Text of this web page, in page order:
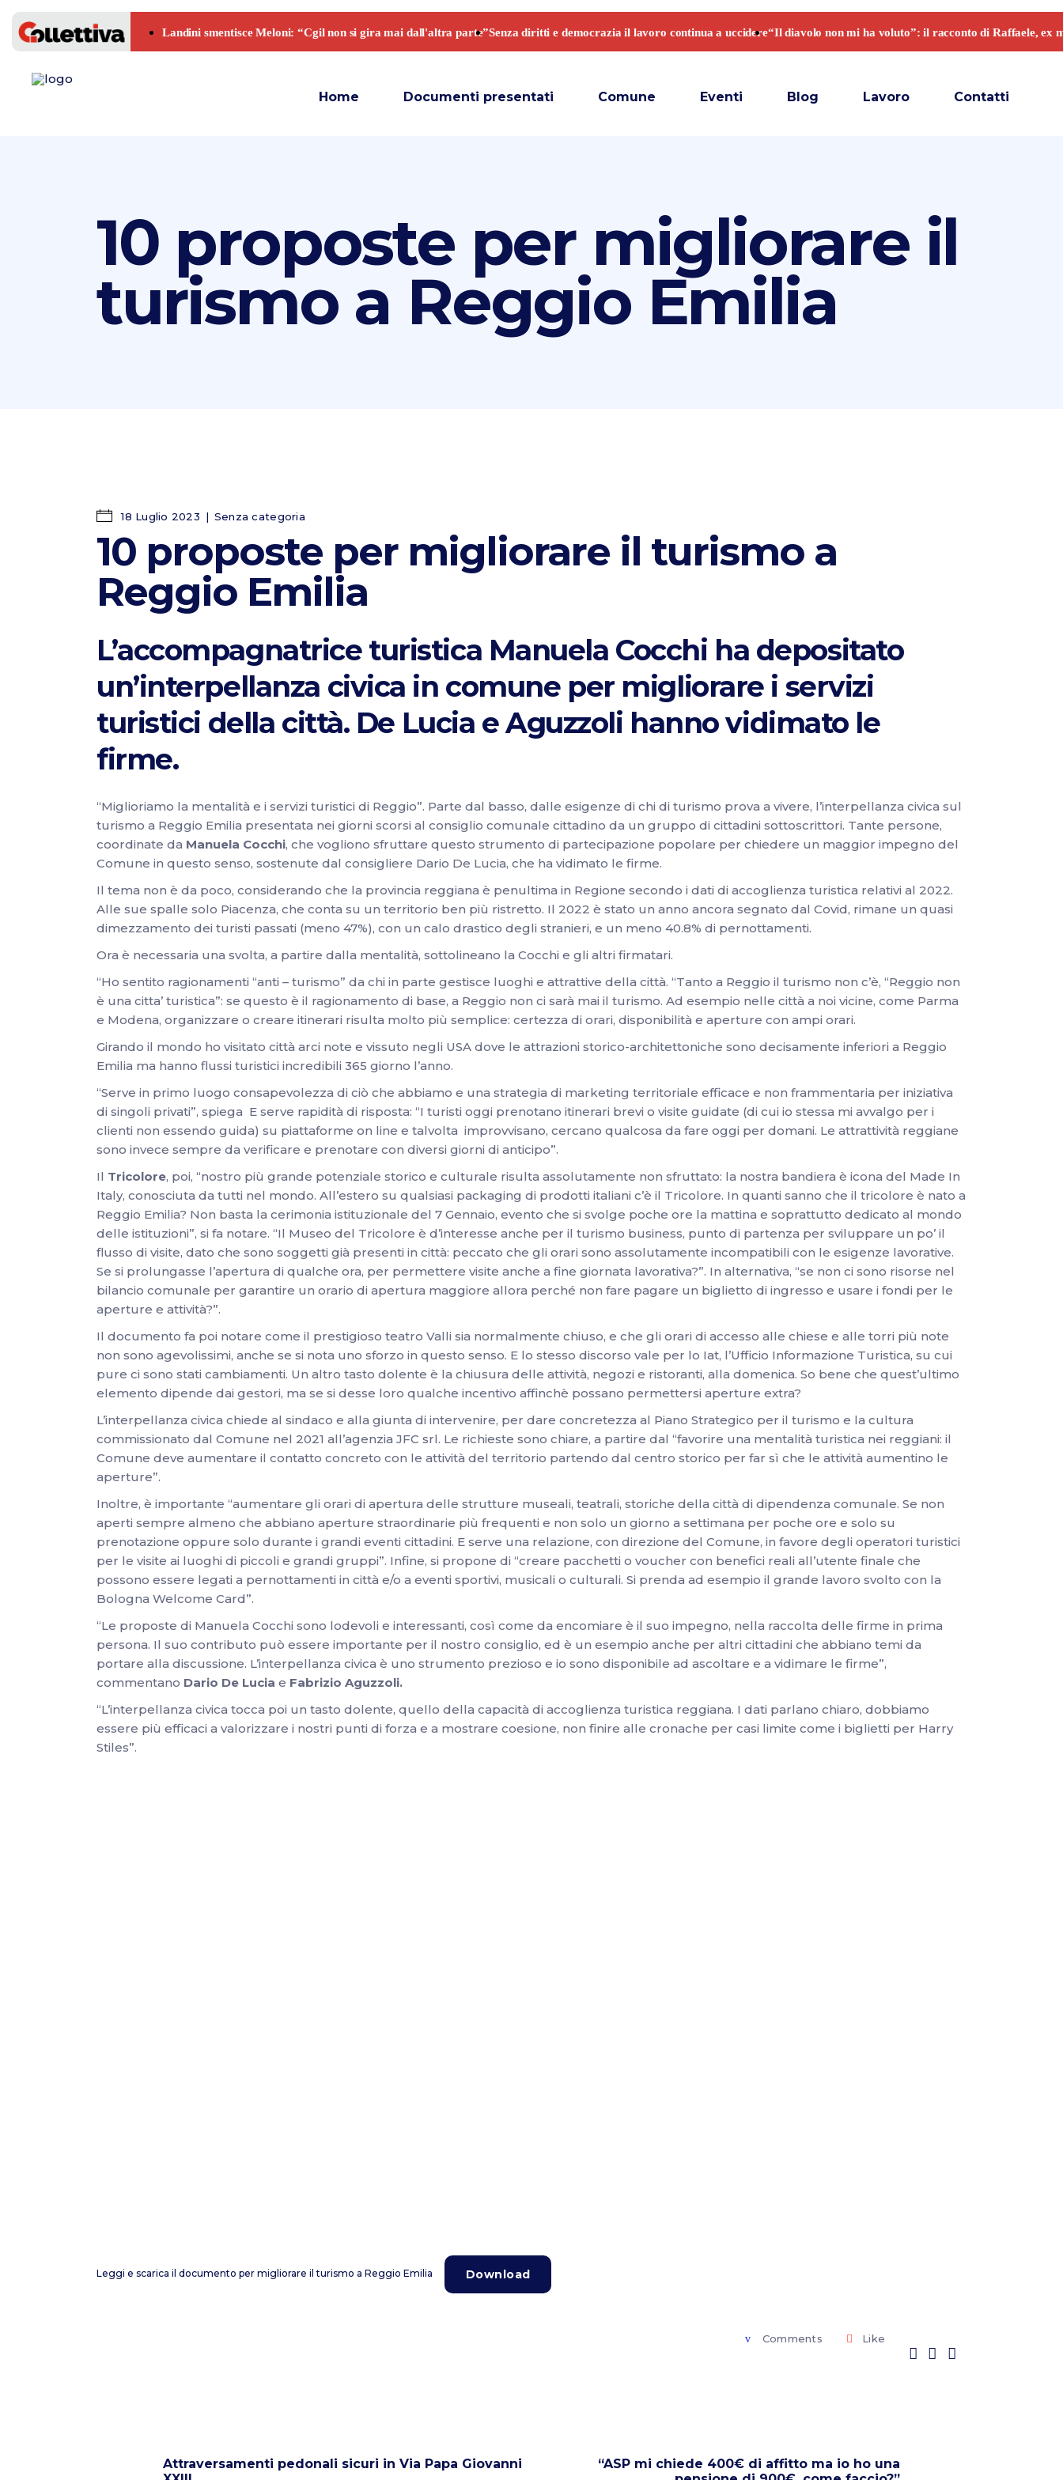
Home Documenti presentati Comune Eventi Blog Lavoro Contatti
10 proposte per migliorare il
turismo a Reggio Emilia
18 Luglio 2023 Senza categoria
10 proposte per migliorare il turismo a
Reggio Emilia
L’accompagnatrice turistica Manuela Cocchi ha depositato
un’interpellanza civica in comune per migliorare i servizi
turistici della città. De Lucia e Aguzzoli hanno vidimato le
firme.
“Miglioriamo la mentalità e i servizi turistici di Reggio”. Parte dal basso, dalle esigenze di chi di turismo prova a vivere, l’interpellanza civica sul
turismo a Reggio Emilia presentata nei giorni scorsi al consiglio comunale cittadino da un gruppo di cittadini sottoscrittori. Tante persone,
coordinate da Manuela Cocchi, che vogliono sfruttare questo strumento di partecipazione popolare per chiedere un maggior impegno del
Comune in questo senso, sostenute dal consigliere Dario De Lucia, che ha vidimato le firme.
Il tema non è da poco, considerando che la provincia reggiana è penultima in Regione secondo i dati di accoglienza turistica relativi al 2022.
Alle sue spalle solo Piacenza, che conta su un territorio ben più ristretto. Il 2022 è stato un anno ancora segnato dal Covid, rimane un quasi
dimezzamento dei turisti passati (meno 47%), con un calo drastico degli stranieri, e un meno 40.8% di pernottamenti.
Ora è necessaria una svolta, a partire dalla mentalità, sottolineano la Cocchi e gli altri firmatari.
“Ho sentito ragionamenti “anti – turismo” da chi in parte gestisce luoghi e attrattive della città. “Tanto a Reggio il turismo non c’è, “Reggio non
è una citta’ turistica”: se questo è il ragionamento di base, a Reggio non ci sarà mai il turismo. Ad esempio nelle città a noi vicine, come Parma
e Modena, organizzare o creare itinerari risulta molto più semplice: certezza di orari, disponibilità e aperture con ampi orari.
Girando il mondo ho visitato città arci note e vissuto negli USA dove le attrazioni storico-architettoniche sono decisamente inferiori a Reggio
Emilia ma hanno flussi turistici incredibili 365 giorno l’anno.
“Serve in primo luogo consapevolezza di ciò che abbiamo e una strategia di marketing territoriale efficace e non frammentaria per iniziativa
di singoli privati”, spiega E serve rapidità di risposta: “I turisti oggi prenotano itinerari brevi o visite guidate (di cui io stessa mi avvalgo per i
clienti non essendo guida) su piattaforme on line e talvolta improvvisano, cercano qualcosa da fare oggi per domani. Le attrattività reggiane
sono invece sempre da verificare e prenotare con diversi giorni di anticipo”.
Il Tricolore, poi, “nostro più grande potenziale storico e culturale risulta assolutamente non sfruttato: la nostra bandiera è icona del Made In
Italy, conosciuta da tutti nel mondo. All’estero su qualsiasi packaging di prodotti italiani c’è il Tricolore. In quanti sanno che il tricolore è nato a
Reggio Emilia? Non basta la cerimonia istituzionale del 7 Gennaio, evento che si svolge poche ore la mattina e soprattutto dedicato al mondo
delle istituzioni”, si fa notare. “Il Museo del Tricolore è d’interesse anche per il turismo business, punto di partenza per sviluppare un po’ il
flusso di visite, dato che sono soggetti già presenti in città: peccato che gli orari sono assolutamente incompatibili con le esigenze lavorative.
Se si prolungasse l’apertura di qualche ora, per permettere visite anche a fine giornata lavorativa?”. In alternativa, “se non ci sono risorse nel
bilancio comunale per garantire un orario di apertura maggiore allora perché non fare pagare un biglietto di ingresso e usare i fondi per le
aperture e attività?”.
Il documento fa poi notare come il prestigioso teatro Valli sia normalmente chiuso, e che gli orari di accesso alle chiese e alle torri più note
non sono agevolissimi, anche se si nota uno sforzo in questo senso. E lo stesso discorso vale per lo Iat, l’Ufficio Informazione Turistica, su cui
pure ci sono stati cambiamenti. Un altro tasto dolente è la chiusura delle attività, negozi e ristoranti, alla domenica. So bene che quest’ultimo
elemento dipende dai gestori, ma se si desse loro qualche incentivo affinchè possano permettersi aperture extra?
L’interpellanza civica chiede al sindaco e alla giunta di intervenire, per dare concretezza al Piano Strategico per il turismo e la cultura
commissionato dal Comune nel 2021 all’agenzia JFC srl. Le richieste sono chiare, a partire dal “favorire una mentalità turistica nei reggiani: il
Comune deve aumentare il contatto concreto con le attività del territorio partendo dal centro storico per far sì che le attività aumentino le
aperture”.
Inoltre, è importante “aumentare gli orari di apertura delle strutture museali, teatrali, storiche della città di dipendenza comunale. Se non
aperti sempre almeno che abbiano aperture straordinarie più frequenti e non solo un giorno a settimana per poche ore e solo su
prenotazione oppure solo durante i grandi eventi cittadini. E serve una relazione, con direzione del Comune, in favore degli operatori turistici
per le visite ai luoghi di piccoli e grandi gruppi”. Infine, si propone di “creare pacchetti o voucher con benefici reali all’utente finale che
possono essere legati a pernottamenti in città e/o a eventi sportivi, musicali o culturali. Si prenda ad esempio il grande lavoro svolto con la
Bologna Welcome Card”.
“Le proposte di Manuela Cocchi sono lodevoli e interessanti, così come da encomiare è il suo impegno, nella raccolta delle firme in prima
persona. Il suo contributo può essere importante per il nostro consiglio, ed è un esempio anche per altri cittadini che abbiano temi da
portare alla discussione. L’interpellanza civica è uno strumento prezioso e io sono disponibile ad ascoltare e a vidimare le firme”,
commentano Dario De Lucia e Fabrizio Aguzzoli.
“L’interpellanza civica tocca poi un tasto dolente, quello della capacità di accoglienza turistica reggiana. I dati parlano chiaro, dobbiamo
essere più efficaci a valorizzare i nostri punti di forza e a mostrare coesione, non finire alle cronache per casi limite come i biglietti per Harry
Stiles”.
Leggi e scarica il documento per migliorare il turismo a Reggio Emilia Download
Comments Like
Attraversamenti pedonali sicuri in Via Papa Giovanni
“ASP mi chiede 400€ di affitto ma io ho una